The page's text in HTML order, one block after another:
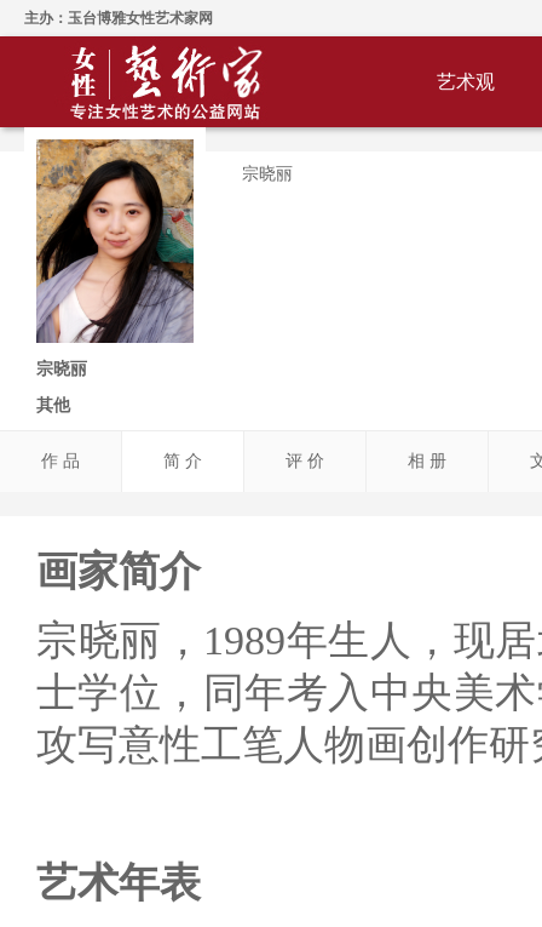
主办：玉台博雅女性艺术家网
艺术观
宗晓丽
其他
宗晓丽
作 品 简 介 评 价 相 册
画家简介
宗晓丽，1989年生人，现
士学位，同年考入中央美
攻写意性工笔人物画创作研
艺术年表